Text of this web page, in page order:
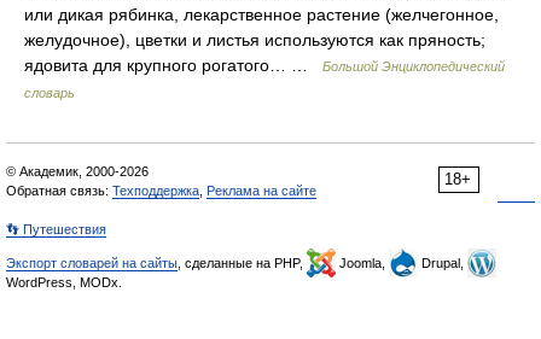
или дикая рябинка, лекарственное растение (желчегонное,
желудочное), цветки и листья используются как пряность;
ядовита для крупного рогатого… …
Большой Энциклопедический
словарь
18+
© Академик, 2000-2026
Обратная связь: Техподдержка Реклама на сайте
👣 Путешествия
Экспорт словарей на сайты , сделанные на PHP, Joomla,
Drupal,
WordPress, MODx.